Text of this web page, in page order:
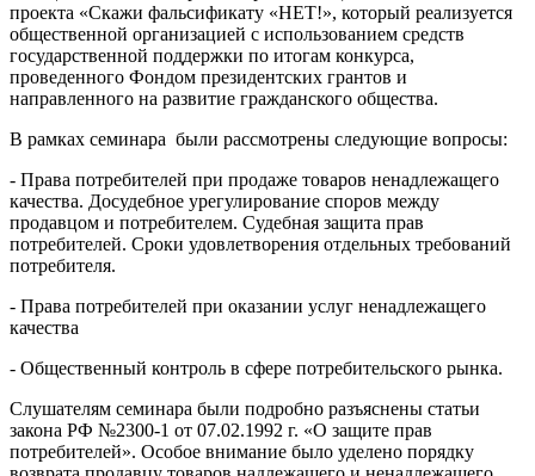
проекта «Скажи фальсификату «НЕТ!», который реализуется
общественной организацией с использованием средств
государственной поддержки по итогам конкурса,
проведенного Фондом президентских грантов и
направленного на развитие гражданского общества.
В рамках семинара были рассмотрены следующие вопросы:
- Права потребителей при продаже товаров ненадлежащего
качества. Досудебное урегулирование споров между
продавцом и потребителем. Судебная защита прав
потребителей. Сроки удовлетворения отдельных требований
потребителя.
- Права потребителей при оказании услуг ненадлежащего
качества
- Общественный контроль в сфере потребительского рынка.
Слушателям семинара были подробно разъяснены статьи
закона РФ №2300-1 от 07.02.1992 г. «О защите прав
потребителей». Особое внимание было уделено порядку